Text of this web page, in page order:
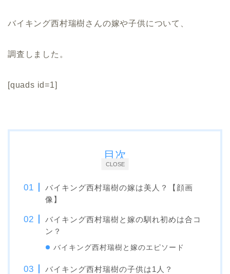
バイキング西村瑞樹さんの嫁や子供について、
調査しました。
[quads id=1]
CLOSE
目次
バイキング西村瑞樹の嫁は美人？【顔画
像】
バイキング西村瑞樹と嫁の馴れ初めは合コ
ン？
バイキング西村瑞樹と嫁のエピソード
バイキング西村瑞樹の子供は1人？